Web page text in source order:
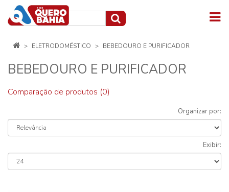
ELETRODOMÉSTICO BEBEDOURO E PURIFICADOR
BEBEDOURO E PURIFICADOR
Comparação de produtos (0)
Organizar por:
Exibir: